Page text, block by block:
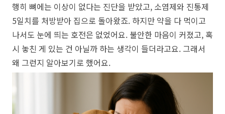
행히 뼈에는 이상이 없다는 진단을 받았고, 소염제와 진통제
5일치를 처방받아 집으로 돌아왔죠. 하지만 약을 다 먹이고
나서도 눈에 띄는 호전은 없었어요. 불안한 마음이 커졌고, 혹
시 놓친 게 있는 건 아닐까 하는 생각이 들더라고요. 그래서
왜 그런지 알아보기로 했어요.